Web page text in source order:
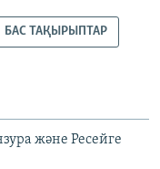
БАС ТАҚЫРЫПТАР
және Ресейге